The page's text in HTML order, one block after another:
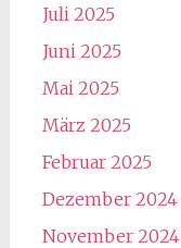
Juli 2025
Juni 2025
Mai 2025
März 2025
Februar 2025
Dezember 2024
November 2024